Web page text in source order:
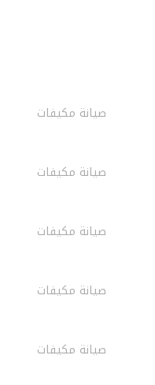
صيانة مكيفات
صيانة مكيفات
صيانة مكيفات
صيانة مكيفات
صيانة مكيفات